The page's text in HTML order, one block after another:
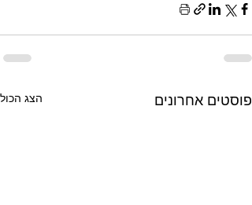
פוסטים אחרונים הצג הכול